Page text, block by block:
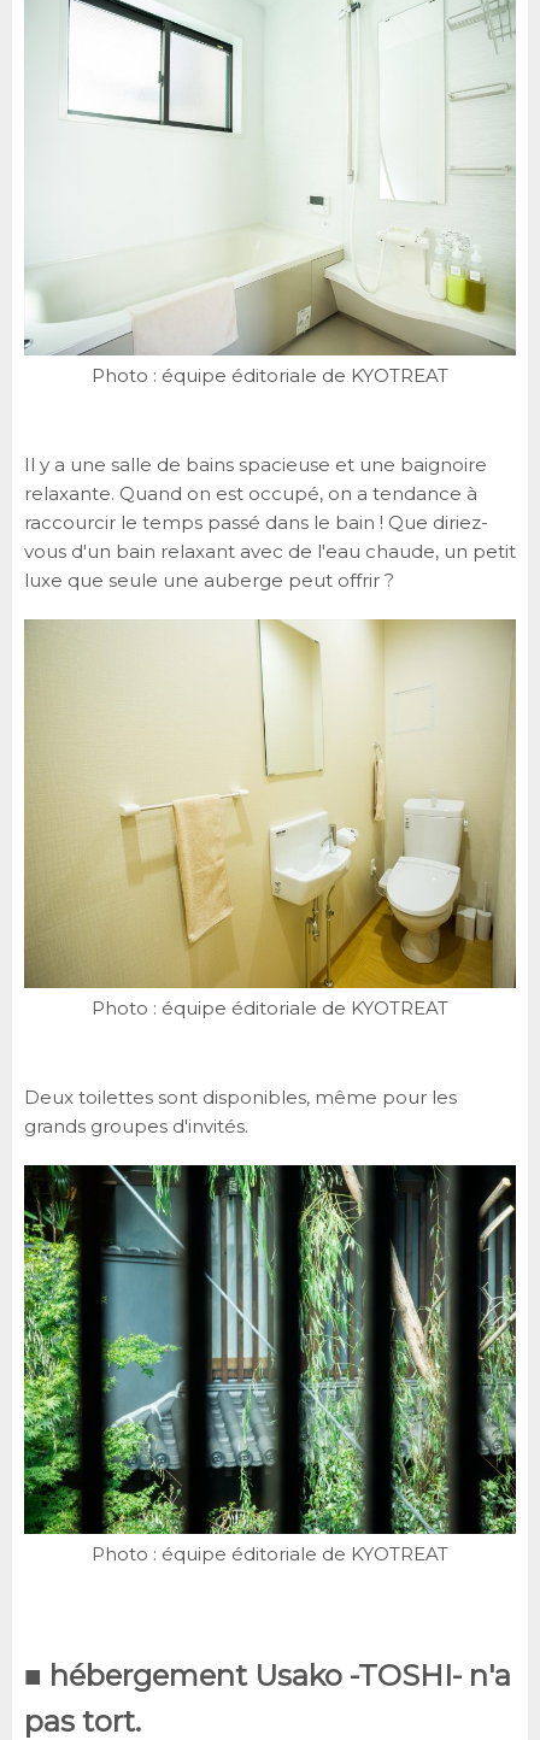
Photo : équipe éditoriale de KYOTREAT
Il y a une salle de bains spacieuse et une baignoire
relaxante. Quand on est occupé, on a tendance à
raccourcir le temps passé dans le bain ! Que diriez-
vous d'un bain relaxant avec de l'eau chaude, un petit
luxe que seule une auberge peut offrir ?
Photo : équipe éditoriale de KYOTREAT
Deux toilettes sont disponibles, même pour les
grands groupes d'invités.
Photo : équipe éditoriale de KYOTREAT
■ hébergement Usako -TOSHI- n'a
pas tort.